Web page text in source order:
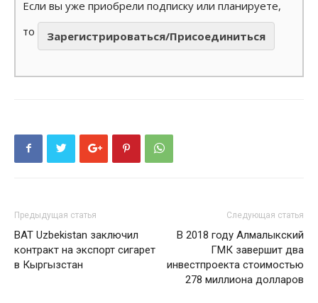
Если вы уже приобрели подписку или планируете,
то
Зарегистрироваться/Присоединиться
Предыдущая статья
BAT Uzbekistan заключил
контракт на экспорт сигарет
в Кыргызстан
Следующая статья
В 2018 году Алмалыкский
ГМК завершит два
инвестпроекта стоимостью
278 миллиона долларов